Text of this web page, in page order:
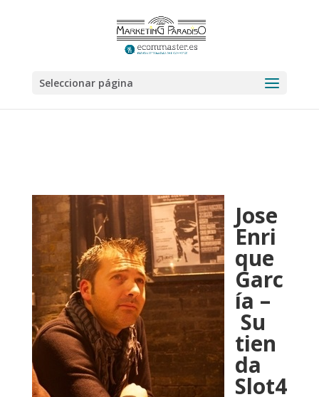
Seleccionar página
Jose
Enri
que
Garc
ía –
Su
tien
da
Slot4